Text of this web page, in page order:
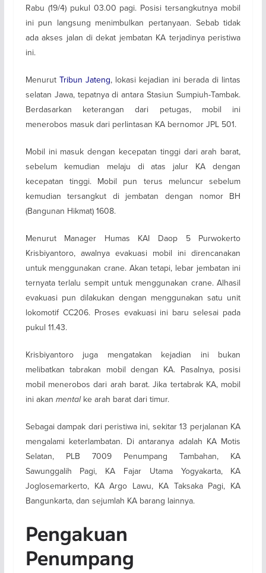
Rabu (19/4) pukul 03.00 pagi. Posisi tersangkutnya mobil
ini pun langsung menimbulkan pertanyaan. Sebab tidak
ada akses jalan di dekat jembatan KA terjadinya peristiwa
ini.
Menurut Tribun Jateng, lokasi kejadian ini berada di lintas
selatan Jawa, tepatnya di antara Stasiun Sumpiuh-Tambak.
Berdasarkan keterangan dari petugas, mobil ini
menerobos masuk dari perlintasan KA bernomor JPL 501.
Mobil ini masuk dengan kecepatan tinggi dari arah barat,
sebelum kemudian melaju di atas jalur KA dengan
kecepatan tinggi. Mobil pun terus meluncur sebelum
kemudian tersangkut di jembatan dengan nomor BH
(Bangunan Hikmat) 1608.
Menurut Manager Humas KAI Daop 5 Purwokerto
Krisbiyantoro, awalnya evakuasi mobil ini direncanakan
untuk menggunakan crane. Akan tetapi, lebar jembatan ini
ternyata terlalu sempit untuk menggunakan crane. Alhasil
evakuasi pun dilakukan dengan menggunakan satu unit
lokomotif CC206. Proses evakuasi ini baru selesai pada
pukul 11.43.
Krisbiyantoro juga mengatakan kejadian ini bukan
melibatkan tabrakan mobil dengan KA. Pasalnya, posisi
mobil menerobos dari arah barat. Jika tertabrak KA, mobil
ini akan mentalke arah barat dari timur.
Sebagai dampak dari peristiwa ini, sekitar 13 perjalanan KA
mengalami keterlambatan. Di antaranya adalah KA Motis
Selatan, PLB 7009 Penumpang Tambahan, KA
Sawunggalih Pagi, KA Fajar Utama Yogyakarta, KA
Joglosemarkerto, KA Argo Lawu, KA Taksaka Pagi, KA
Bangunkarta, dan sejumlah KA barang lainnya.
Pengakuan
Penumpang